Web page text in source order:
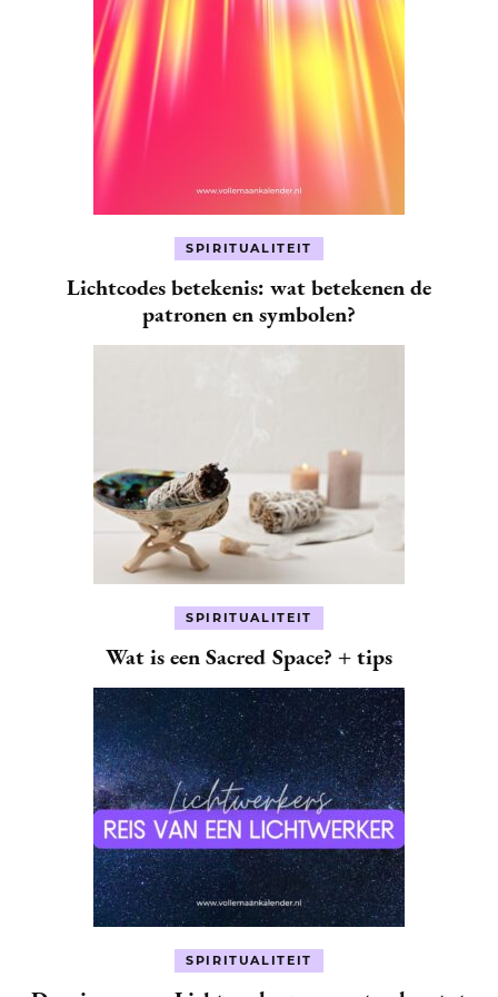
SPIRITUALITEIT
Lichtcodes betekenis: wat betekenen de
patronen en symbolen?
SPIRITUALITEIT
Wat is een Sacred Space? + tips
SPIRITUALITEIT